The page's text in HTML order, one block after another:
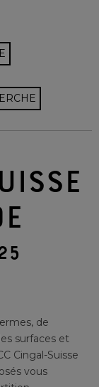
de
surfaces et
Cingal-Suisse
vous